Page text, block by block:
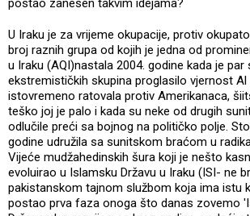
postao zanesen takvim idejama?
U Iraku je za vrijeme okupacije, protiv
broj raznih grupa od kojih je jedna od
u Iraku (AQI)nastala 2004. godine kada je par
ekstremističkih skupina proglasilo vjernost Al
istovremeno ratovala protiv Amerikanaca,
teško joj je palo i kada su neke od drugih
odlučile preći sa bojnog na političko polje.
godine udružila sa sunitskom braćom u
Vijeće mudžahedinskih šura koji je nešto
evoluirao u Islamsku Državu u Iraku (ISI- ne
pakistanskom tajnom službom koja ima istu
postao prva faza onoga što danas zovemo